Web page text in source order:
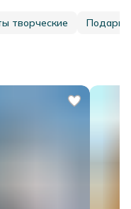
творческие Подарки